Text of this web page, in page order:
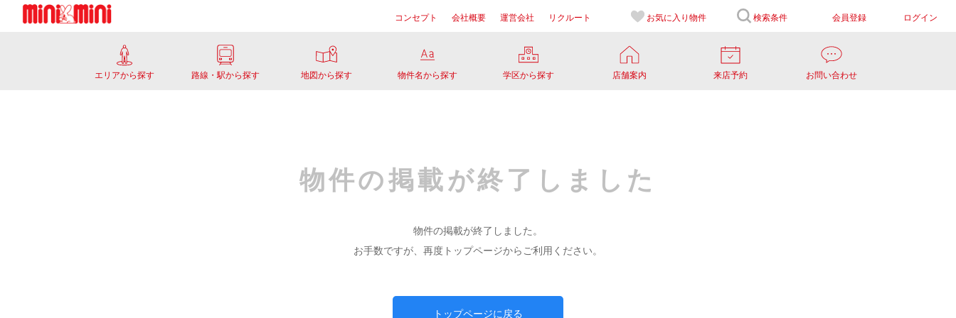
コンセプト 会社概要 運営会社 リクルート お気に入り 物件 検索条件 会員登録 ログイン
エリアから探す 路線・駅から探す 地図から探す 物件名から探す 学区から探す 店舗案内 来店予約 お問い合わせ
物件の掲載が終了しました
物件の掲載が終了しました。
お手数ですが、再度トップページからご利用ください。
トップページに戻る